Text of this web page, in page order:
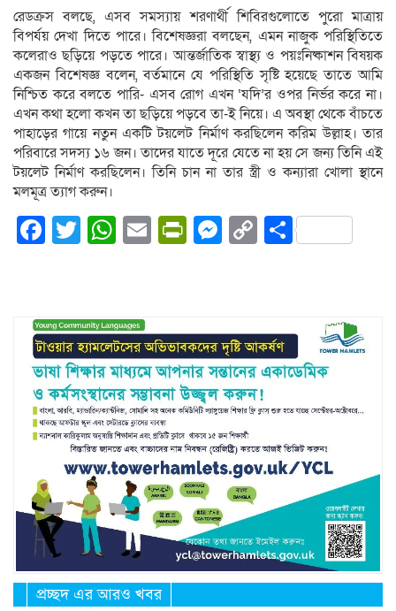
রেডক্রস বলছে, এসব সমস্যায় শরণার্থী শিবিরগুলোতে পুরো মাত্রায়
বিপর্যয় দেখা দিতে পারে। বিশেষজ্ঞরা বলছেন, এমন নাজুক পরিস্থিতিতে
কলেরাও ছড়িয়ে পড়তে পারে। আন্তর্জাতিক স্বাস্থ্য ও পয়ঃনিষ্কাশন বিষয়ক
একজন বিশেষজ্ঞ বলেন, বর্তমানে যে পরিস্থিতি সৃষ্টি হয়েছে তাতে আমি
নিশ্চিত করে বলতে পারি- এসব রোগ এখন ‘যদি’র ওপর নির্ভর করে না।
এখন কথা হলো কখন তা ছড়িয়ে পড়বে তা-ই নিয়ে। এ অবস্থা থেকে বাঁচতে
পাহাড়ের গায়ে নতুন একটি টয়লেট নির্মাণ করছিলেন করিম উল্লাহ। তার
পরিবারে সদস্য ১৬ জন। তাদের যাতে দূরে যেতে না হয় সে জন্য তিনি এই
টয়লেট নির্মাণ করছিলেন। তিনি চান না তার স্ত্রী ও কন্যারা খোলা স্থানে
মলমূত্র ত্যাগ করুন।
Facebook
Twitter
WhatsApp
EmailPrintFriendly
Messenger
CopyShare
প্রচ্ছদ এর আরও খবর